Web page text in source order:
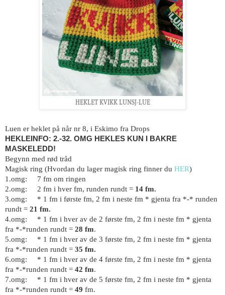
HEKLET KVIKK LUNSJ-LUE
Luen er heklet på når nr 8, i Eskimo fra Drops
HEKLEINFO: 2.-32. OMG HEKLES KUN I BAKRE
MASKELEDD!
Begynn med rød tråd
Magisk ring (Hvordan du lager magisk ring finner du HER)
1.omg:
7 fm om ringen
2.omg:
2 fm i hver fm, runden rundt = 14 fm.
3.omg: * 1 fm i første fm, 2 fm i neste fm * gjenta fra *-* runden
rundt = 21 fm.
4.omg: * 1 fm i hver av de 2 første fm, 2 fm i neste fm * gjenta
fra *-*runden rundt = 28 fm.
5.omg: * 1 fm i hver av de 3 første fm, 2 fm i neste fm * gjenta
fra *-*runden rundt = 35 fm.
6.omg: * 1 fm i hver av de 4 første fm, 2 fm i neste fm * gjenta
fra *-*runden rundt = 42 fm.
7.omg: * 1 fm i hver av de 5 første fm, 2 fm i neste fm * gjenta
fra *-*runden rundt = 49 fm.